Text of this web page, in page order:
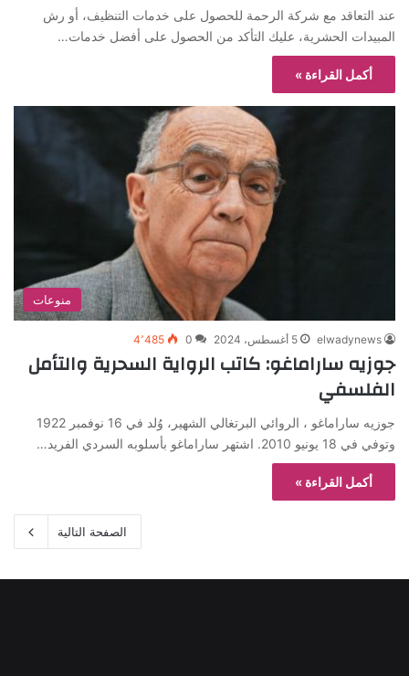
عند التعاقد مع شركة الرحمة للحصول على خدمات التنظيف، أو رش
المبيدات الحشرية، عليك التأكد من الحصول على أفضل خدمات…
أكمل القراءة »
منوعات
elwadynews 5 أغسطس، 2024 0 4٬485
جوزيه ساراماغو: كاتب الرواية السحرية والتأمل
الفلسفي
جوزيه ساراماغو ، الروائي البرتغالي الشهير، وُلد في 16 نوفمبر 1922
وتوفي في 18 يونيو 2010. اشتهر ساراماغو بأسلوبه السردي الفريد…
أكمل القراءة »
الصفحة التالية